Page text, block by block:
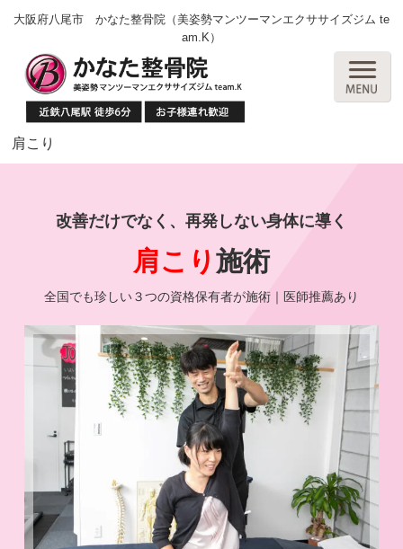
大阪府八尾市 かなた整骨院（美姿勢マンツーマンエクササイズジム te
am.K）
肩こり
改善だけでなく、再発しない身体に導く
肩こり 施術
全国でも珍しい３つの資格保有者が施術｜医師推薦あり